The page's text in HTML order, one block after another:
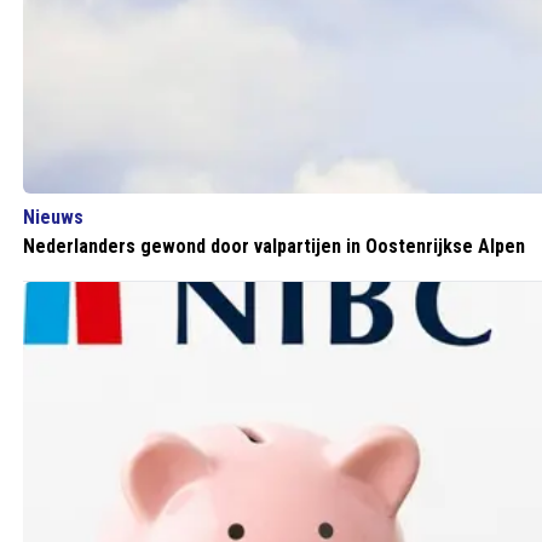
Nieuws
Nederlanders gewond door valpartijen in Oostenrijkse Alpen